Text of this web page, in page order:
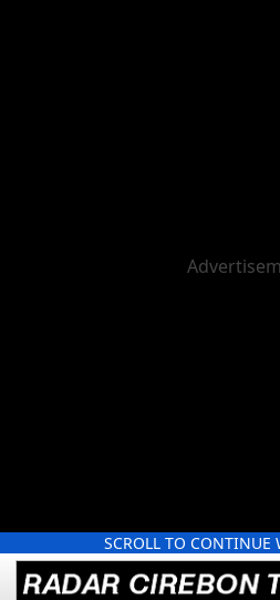
SCROLL TO CONTINUE